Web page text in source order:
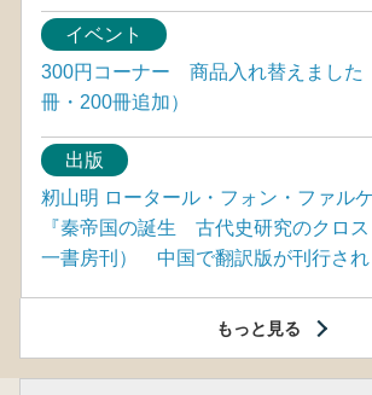
イベント
300円コーナー 商品入れ替えました
冊・200冊追加）
出版
籾山明 ロータール・フォン・ファル
『秦帝国の誕生 古代史研究のクロ
一書房刊） 中国で翻訳版が刊行され
もっと見る